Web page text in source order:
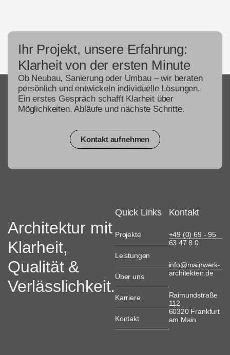
Ihr Projekt, unsere Erfahrung:
Klarheit von der ersten Minute
Ob Neubau, Sanierung oder Umbau – wir beraten
persönlich und entwickeln individuelle Lösungen.
Ein erstes Gespräch schafft Klarheit über
Möglichkeiten, Abläufe und nächste Schritte.
Kontakt aufnehmen
Architektur mit
Klarheit,
Qualität &
Verlässlichkeit.
Quick Links
Projekte
Leistungen
Über uns
Karriere
Kontakt
Kontakt
+49 (0) 69 - 95
63 47 8 0
info@mainwerk-
architekten.de
Raimundstraße
112
60320 Frankfurt
am Main